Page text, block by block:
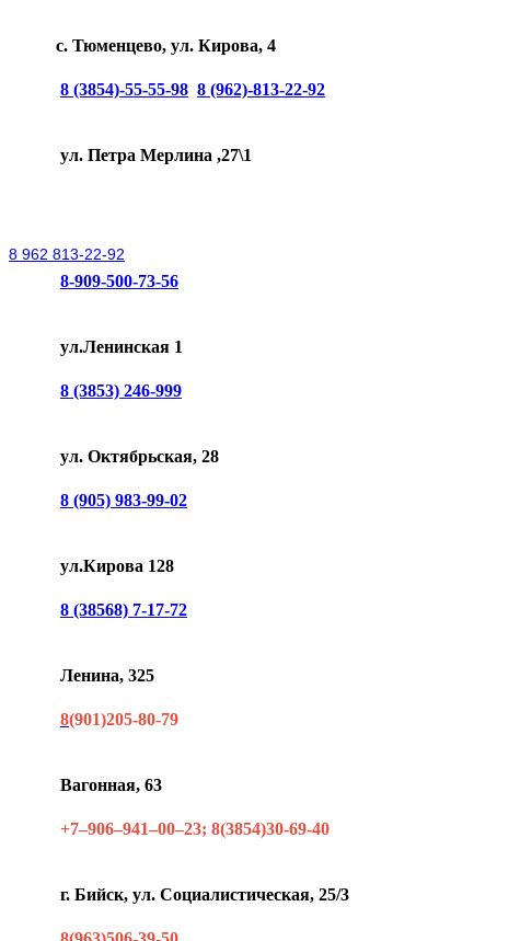
с. Тюменцево, ул. Кирова, 4
8 (3854)-55-55-98 8 (962)-813-22-92
ул. Петра Мерлина ,27\1
8 962 813-22-92
8-909-500-73-56
ул.Ленинская 1
8 (3853) 246-999
ул. Октябрьская, 28
8 (905) 983-99-02
ул.Кирова 128
8 (38568) 7-17-72
Ленина, 325
8(901)205-80-79
Вагонная, 63
+7‒906‒941‒00‒23; 8(3854)30-69-40
г. Бийск, ул. Социалистическая, 25/3